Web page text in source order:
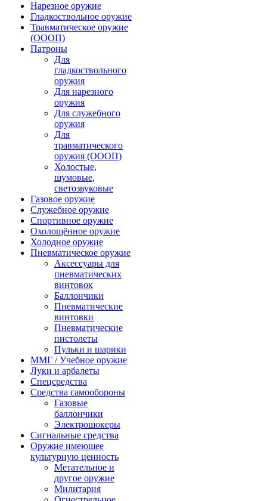
Нарезное оружие
Гладкоствольное оружие
Травматическое оружие
(ОООП)
Патроны
Для
гладкоствольного
оружия
Для нарезного
оружия
Для служебного
оружия
Для
травматического
оружия (ОООП)
Холостые,
шумовые,
светозвуковые
Газовое оружие
Служебное оружие
Спортивное оружие
Охолощённое оружие
Холодное оружие
Пневматическое оружие
Аксессуары для
пневматических
винтовок
Баллончики
Пневматические
винтовки
Пневматические
пистолеты
Пульки и шарики
ММГ / Учебное оружие
Луки и арбалеты
Спецсредства
Средства самообороны
Газовые
баллончики
Электрошокеры
Сигнальные средства
Оружие имеющее
культурную ценность
Метательное и
другое оружие
Милитария